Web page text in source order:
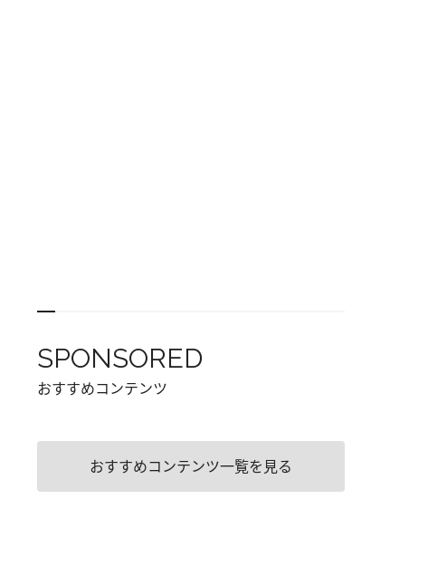
SPONSORED
おすすめコンテンツ
おすすめコンテンツ一覧を見る